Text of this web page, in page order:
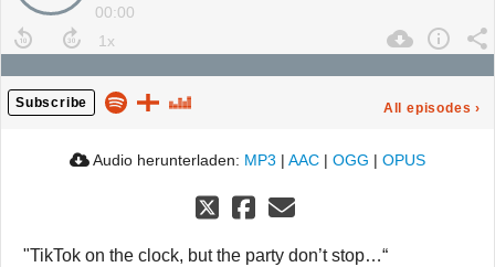
00:00
Subscribe All episodes ›
Audio herunterladen: MP3 | AAC | OGG | OPUS
"TikTok on the clock, but the party don’t stop…“